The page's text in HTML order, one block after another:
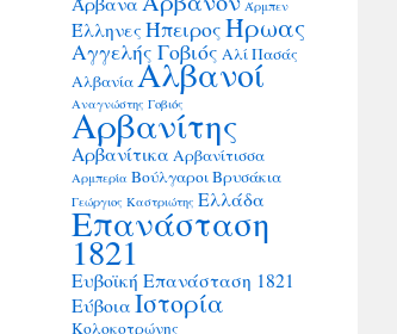
Άρμπεν
Έλληνες ΉπειροςΉρωας
Αγγελής Γοβιός Αλί Πασάς
ΑλβανίαΑλβανοί
Αναγνώστης Γοβιός
Αρβανίτης
Αρβανίτικα Αρβανίτισσα
Αρμπερία ΒούλγαροιΒρυσάκια
Γεώργιος Καστριώτης Ελλάδα
Επανάσταση
1821
Ευβοϊκή Επανάσταση 1821
Εύβοια Ιστορία
Κολοκοτρώνης